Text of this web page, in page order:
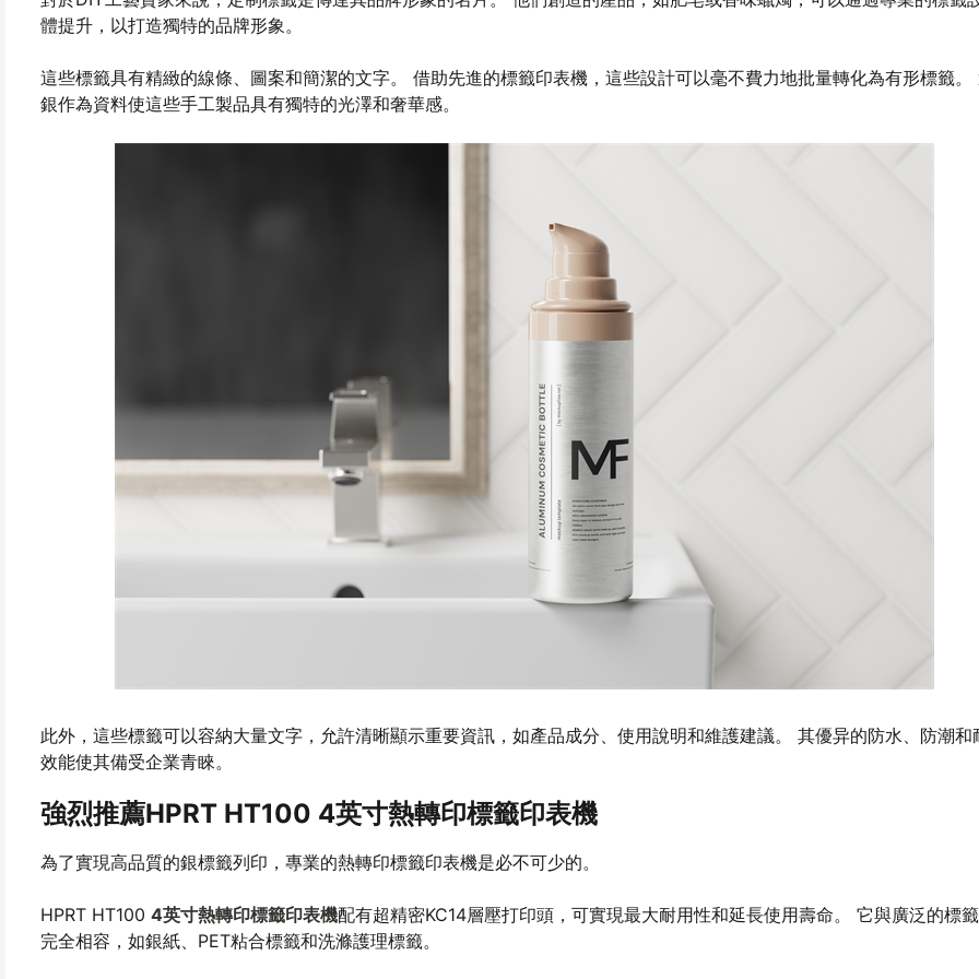
體提升，以打造獨特的品牌形象。
這些標籤具有精緻的線條、圖案和簡潔的文字。 借助先進的標籤印表機，這些設計可以毫不費力地批量轉化為有形標籤。
銀作為資料使這些手工製品具有獨特的光澤和奢華感。
此外，這些標籤可以容納大量文字，允許清晰顯示重要資訊，如產品成分、使用說明和維護建議。 其優异的防水、防潮和
效能使其備受企業青睞。
強烈推薦HPRT HT100 4英寸熱轉印標籤印表機
為了實現高品質的銀標籤列印，專業的熱轉印標籤印表機是必不可少的。
HPRT HT100 4英寸熱轉印標籤印表機配有超精密KC14層壓打印頭，可實現最大耐用性和延長使用壽命。 它與廣泛的標
完全相容，如銀紙、PET粘合標籤和洗滌護理標籤。